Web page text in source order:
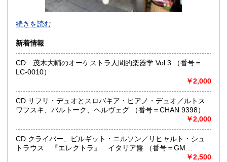
●当店では国内送料は無料です。（特記されたものを除きま
す）。
ール、定形外郵便、
ネコポス、ヤマト宅急便などでお届けしています。
但し、お客様が配送方法をご指定になる場合又は、
後払いをご希望の場合は送料の実費をお支払い頂きます。
代引きをご希望の場合は代引き手数料及び送料の実費をお
支払い下さい。
●公費ご購入を承ります。 送料は実費をご負担下さい。 お
支払いは後払いが可能です。
※当店は【インボイス制度】の適格請求書発行事業者では
ございません。
●当店では迅速な発送を心掛けています。
ご送金、ご決済の確認が出来ましたら通常24時間以内にお
続きを読む
新着情報
CD 茂木大輔のオーケストラ人間的楽器学 Vol.3 （番号＝
LC-0010）
￥2,000
CD サフリ・デュオとスロバキア・ピアノ・デュオ／ルトス
ワフスキ、バルトーク、ヘルヴェグ （番号＝CHAN 9398）
￥2,000
CD クライバー、ビルギット・ニルソン／リヒャルト・シュ
トラウス 『エレクトラ』 イタリア盤 （番号＝GM
￥2,500